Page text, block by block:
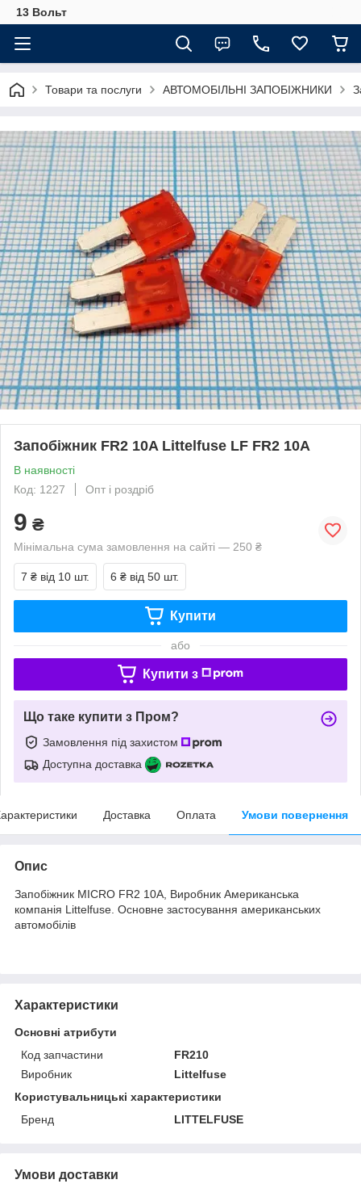
13 Вольт
Товари та послуги АВТОМОБІЛЬНІ ЗАПОБІЖНИКИ
Запобіжник FR2 10A Littelfuse LF FR2 10А
В наявності
Код: 1227
Опт і роздріб
9 ₴
Мінімальна сума замовлення на сайті — 250 ₴
7 ₴ від 10 шт. 6 ₴ від 50 шт.
Купити
або
Купити з
Що таке купити з Пром?
Замовлення під захистом
Доступна доставка
Доставка Оплата Умови повернення
Опис
Запобіжник MICRO FR2 10A, Виробник Американська
компанія Littelfuse. Основне застосування американських
автомобілів
Характеристики
Основні атрибути
Код запчастини
FR210
Виробник
Littelfuse
Користувальницькі характеристики
Бренд
LITTELFUSE
Умови доставки